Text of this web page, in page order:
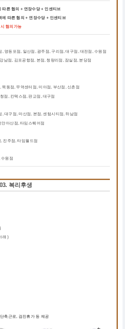
따른 협의 + 연장수당 + 인센티브
에 따른 협의 + 연장수당 + 인센티브
협의가능
, 영등포점, 일산점, 광주점, 구리점, 대구점, 대전점, 수원점
남점, 김포공항점, 본점, 청량리점, 잠실점, 분당점
동점, 무역센터점, 미아점, 부산점, 신촌점
점, 킨텍스점, 판교점, 대구점
, 대구점, 마산점, 본점, 센텀시티점, 하남점
아산점, 타임스퀘어점
진주점, 타임월드점
원점
03. 복리후생
래 )
축근로, 검진휴가 등 제공